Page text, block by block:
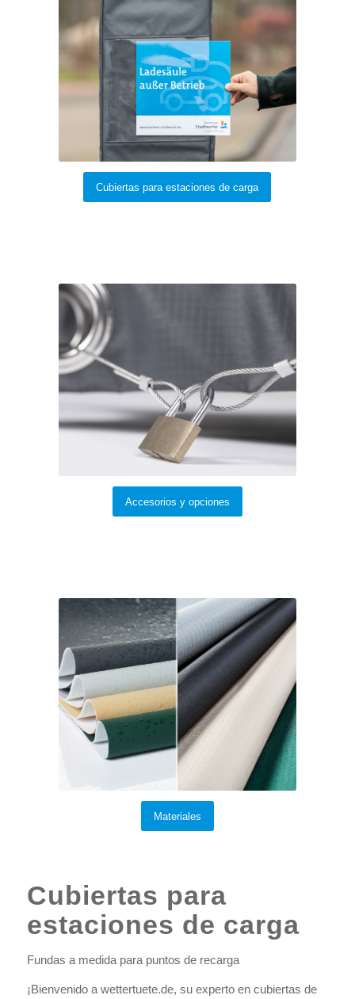
Cubiertas para estaciones de carga
Accesorios y opciones
Materiales
Cubiertas para
estaciones de carga
Fundas a medida para puntos de recarga
¡Bienvenido a wettertuete.de, su experto en cubiertas de